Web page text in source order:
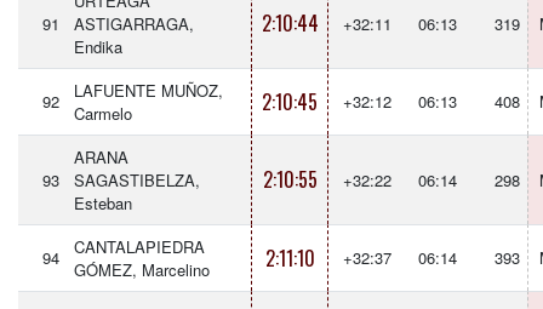
91
ASTIGARRAGA,
Endika
2:10:44 +32:11 06:13 319
92
LAFUENTE MUÑOZ,
Carmelo
2:10:45 +32:12 06:13 408
93
ARANA
SAGASTIBELZA,
Esteban
2:10:55 +32:22 06:14 298
94
CANTALAPIEDRA
GÓMEZ, Marcelino
2:11:10 +32:37 06:14 393